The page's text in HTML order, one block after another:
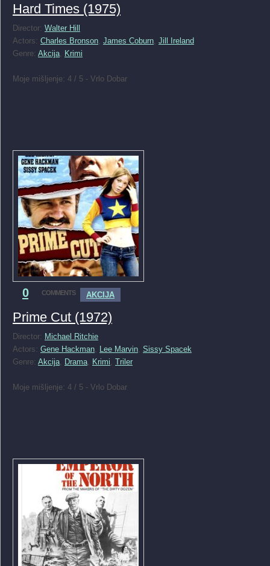
Hard Times (1975)
Director: Walter Hill
Actors: Charles Bronson James Coburn Jill Ireland
Genre: Akcija Krimi
Moje mišljenje: 4 / 5 - Vrlo Dobar
0 COMMENTS AKCIJA
Prime Cut (1972)
Director: Michael Ritchie
Actors: Gene Hackman Lee Marvin Sissy Spacek
Genre: Akcija Drama Krimi Triler
Moje mišljenje: 4 / 5 - Vrlo Dobar